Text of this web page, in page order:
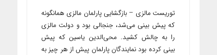
توریست مالزی – بازگشایی پارلمان مالزی همانگونه
که پیش بینی می‌شد، جنجالی بود و دولت مالزی
را به چالش کشید. محی‌الدین یاسین که پیش
بینی کرده بود نمایندگان پارلمان پیش از هر چیز به